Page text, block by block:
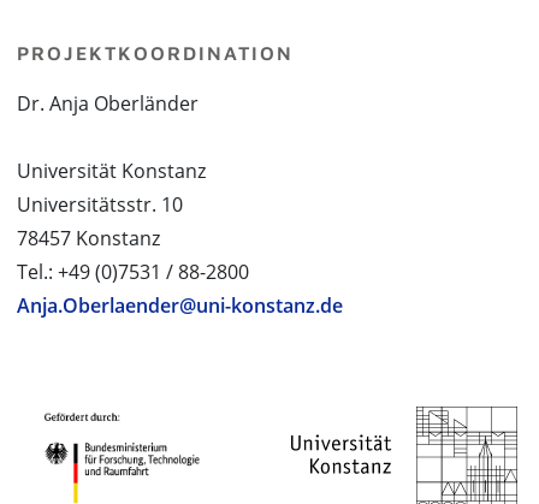
PROJEKTKOORDINATION
Dr. Anja Oberländer
Universität Konstanz
Universitätsstr. 10
78457 Konstanz
Tel.: +49 (0)7531 / 88-2800
Anja.Oberlaender@uni-konstanz.de